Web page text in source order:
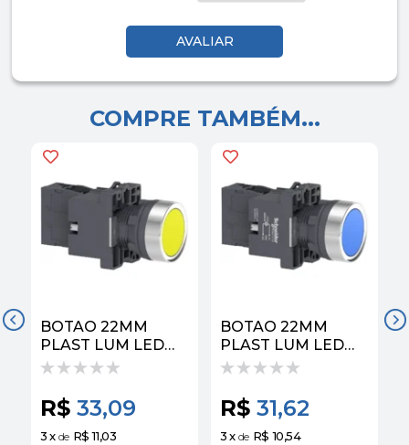
COMPRE TAMBÉM...
BOTAO 22MM
PLAST LUM LED
24CC/CA 1NA,
R$ 33,09
3x de R$ 11,03
BOTAO 22MM
PLAST LUM LED
24CC/CA 1NA,
R$ 31,62
3x de R$ 10,54